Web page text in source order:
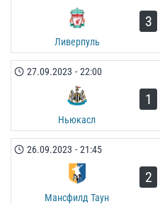
Ливерпуль
3
27.09.2023 - 22:00
Ньюкасл
1
26.09.2023 - 21:45
Мансфилд Таун
2